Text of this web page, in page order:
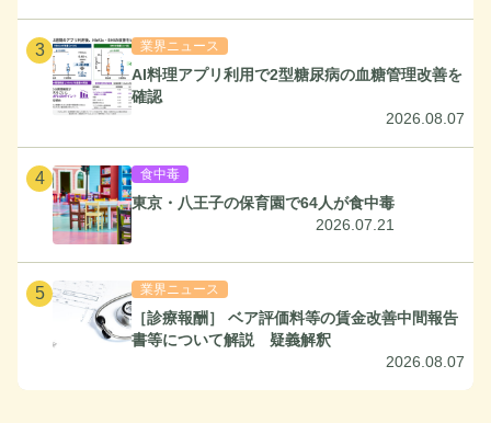
3 業界ニュース
AI料理アプリ利用で2型糖尿病の血糖管理改善を
確認
2026.08.07
4 食中毒
東京・八王子の保育園で64人が食中毒
2026.07.21
5 業界ニュース
［診療報酬］ ベア評価料等の賃金改善中間報告
書等について解説 疑義解釈
2026.08.07